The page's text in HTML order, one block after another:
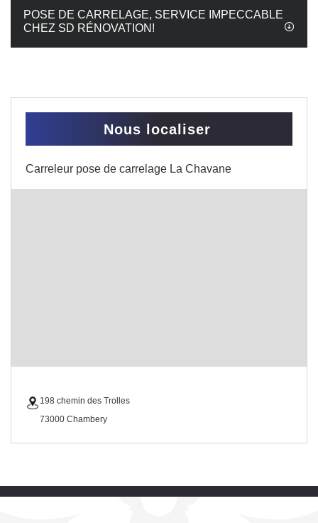
POSE DE CARRELAGE, SERVICE IMPECCABLE
CHEZ SD RÉNOVATION!
Nous localiser
Carreleur pose de carrelage La Chavane
198 chemin des Trolles
73000 Chambery